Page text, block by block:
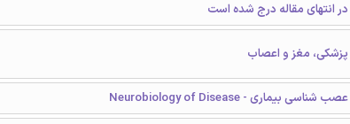
در انتهای مقاله درج شده است
پزشکی، مغز و اعصاب
عصب شناسی بيماری - Neurobiology of Disease